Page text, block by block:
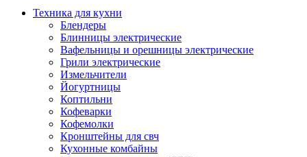
Техника для кухни
Блендеры
Блинницы электрические
Вафельницы и орешницы электрические
Грили электрические
Измельчители
Йогуртницы
Коптильни
Кофеварки
Кофемолки
Кронштейны для свч
Кухонные комбайны